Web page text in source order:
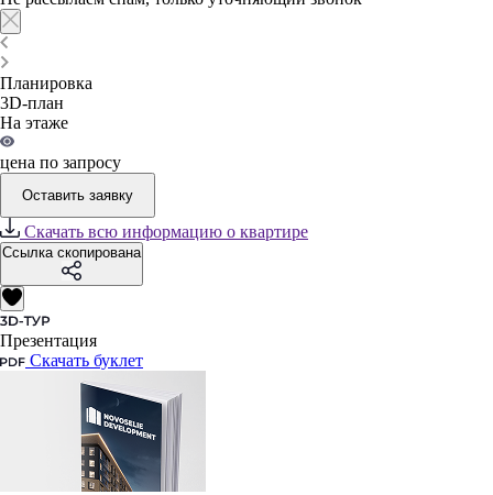
Планировка
3D-план
На этаже
цена по запросу
Оставить заявку
Скачать всю информацию о квартире
Ссылка скопирована
Презентация
Скачать буклет